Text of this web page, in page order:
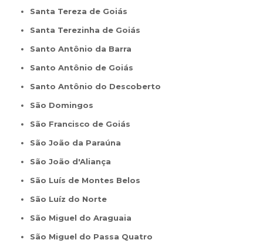
Santa Tereza de Goiás
Santa Terezinha de Goiás
Santo Antônio da Barra
Santo Antônio de Goiás
Santo Antônio do Descoberto
São Domingos
São Francisco de Goiás
São João da Paraúna
São João d'Aliança
São Luís de Montes Belos
São Luíz do Norte
São Miguel do Araguaia
São Miguel do Passa Quatro